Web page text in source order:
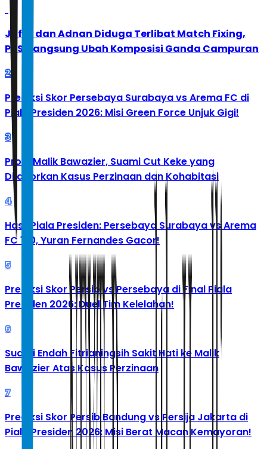
Jafar dan Adnan Diduga Terlibat Match Fixing,
PBSI Langsung Ubah Komposisi Ganda Campuran
2
Prediksi Skor Persebaya Surabaya vs Arema FC di
Piala Presiden 2026: Misi Green Force Unjuk Gigi!
3
Profil Malik Bawazier, Suami Cut Keke yang
Dilaporkan Kasus Perzinaan dan Kohabitasi
4
Hasil Piala Presiden: Persebaya Surabaya vs Arema
FC 1-0, Yuran Fernandes Gacor!
5
Prediksi Skor Persib vs Persebaya di Final Piala
Presiden 2026: Duel Tim Kelelahan!
6
Suami Endah Fitrianingsih Sakit Hati ke Malik
Bawazier Atas Kasus Perzinaan
7
Prediksi Skor Persib Bandung vs Persija Jakarta di
Piala Presiden 2026: Misi Berat Macan Kemayoran!